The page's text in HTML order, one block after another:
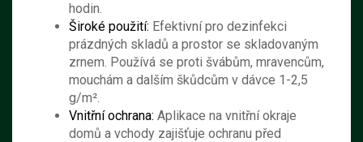
hodin.
Široké použití: Efektivní pro dezinfekci
prázdných skladů a prostor se skladovaným
zrnem. Používá se proti švábům, mravencům,
mouchám a dalším škůdcům v dávce 1-2,5
g/m².
Vnitřní ochrana: Aplikace na vnitřní okraje
domů a vchody zajišťuje ochranu před